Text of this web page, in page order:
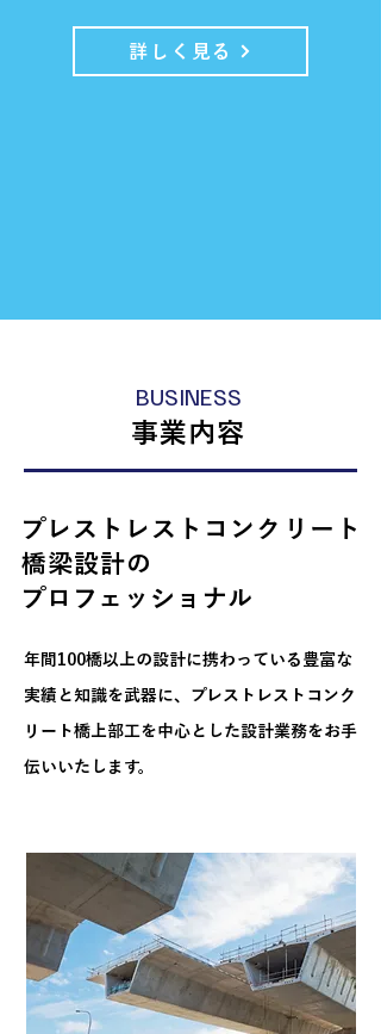
詳しく見る
BUSINESS
事業内容
​プレストレストコンクリート
橋梁設計の
​プロフェッショナル
年間100橋以上の設計に携わっている豊富な
実績と知識を武器に、プレストレストコンク
リート橋上部工を中心とした設計業務をお手
伝いいたします。